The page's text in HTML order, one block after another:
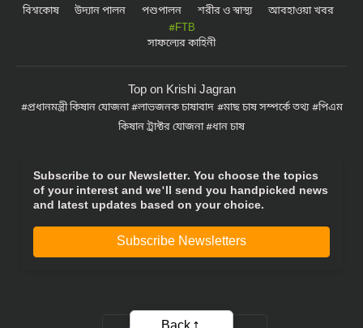
বিশ্বকোষ
উদ্যান পালন পশুপালন শরীর ও স্বাস্থ্য
আবহাওয়া খবর
#FTB
সাফল্যের কাহিনী
Top on Krishi Jagran
প্রধানমন্ত্রী কিষান যোজনা লাভজনক চাষাবাদ মাছ চাষ সম্পর্কে তথ্য
পিএম
কিষান ট্রাক্টর যোজনা ধান চাষ
Subscribe to our Newsletter. You choose the topics
of your interest and we'll send you handpicked news
and latest updates based on your choice.
Subscribe Newsletters